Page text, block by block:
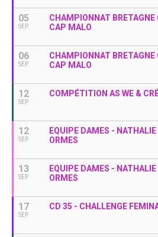
05
SEP
CHAMPIONNAT
CAP MALO
06
SEP
CHAMPIONNAT
CAP MALO
12
SEP
COMPÉTITION AS WE &
12
SEP
EQUIPE DAMES -
ORMES
13
SEP
EQUIPE DAMES -
ORMES
17
SEP
CD 35 - CHALLENGE